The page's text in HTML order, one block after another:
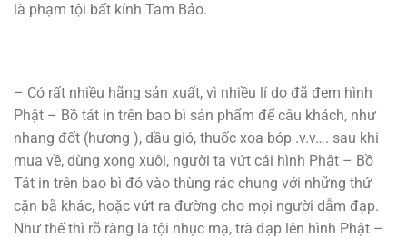
là phạm tội bất kính Tam Bảo.
– Có rất nhiều hãng sản xuất, vì nhiều lí do đã đem hình
Phật – Bồ tát in trên bao bì sản phẩm để câu khách, như
nhang đốt (hương ), dầu gió, thuốc xoa bóp .v.v…. sau khi
mua về, dùng xong xuôi, người ta vứt cái hình Phật – Bồ
Tát in trên bao bì đó vào thùng rác chung với những thứ
cặn bã khác, hoặc vứt ra đường cho mọi người dẫm đạp.
Như thế thì rõ ràng là tội nhục mạ, trà đạp lên hình Phật –